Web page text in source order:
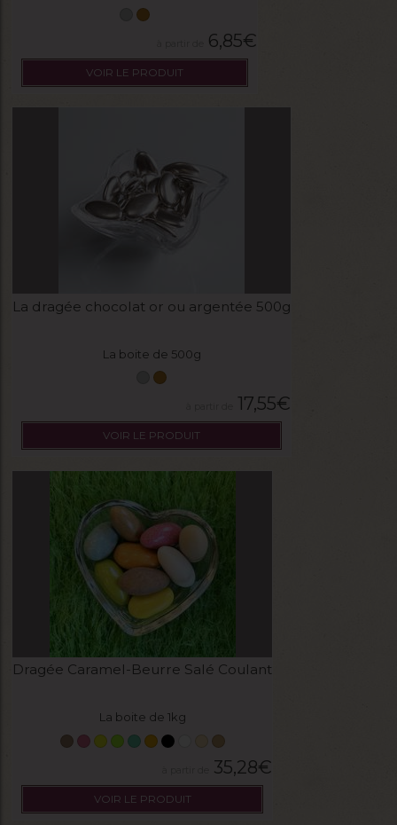
6,85€
VOIR LE PRODUIT
La dragée chocolat or ou argentée 500g
La boite de 500g
17,55€
VOIR LE PRODUIT
Dragée Caramel-Beurre Salé Coulant
La boite de 1kg
35,28€
VOIR LE PRODUIT